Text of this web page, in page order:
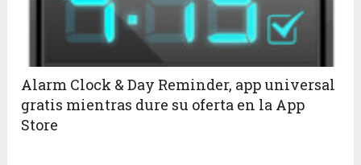
Alarm Clock & Day Reminder, app universal
gratis mientras dure su oferta en la App
Store